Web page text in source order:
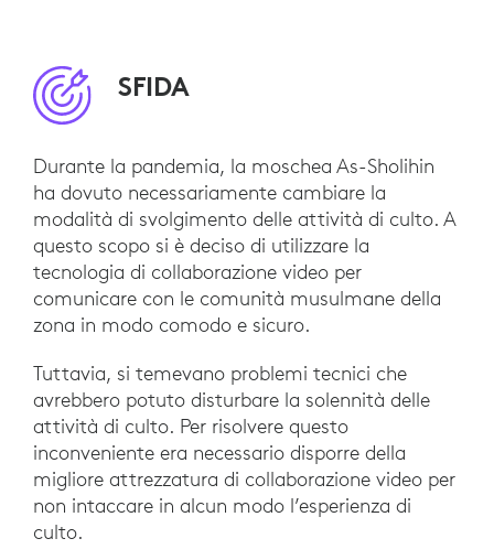
SFIDA
Durante la pandemia, la moschea As-Sholihin
ha dovuto necessariamente cambiare la
modalità di svolgimento delle attività di culto. A
questo scopo si è deciso di utilizzare la
tecnologia di collaborazione video per
comunicare con le comunità musulmane della
zona in modo comodo e sicuro.
Tuttavia, si temevano problemi tecnici che
avrebbero potuto disturbare la solennità delle
attività di culto. Per risolvere questo
inconveniente era necessario disporre della
migliore attrezzatura di collaborazione video per
non intaccare in alcun modo l’esperienza di
culto.